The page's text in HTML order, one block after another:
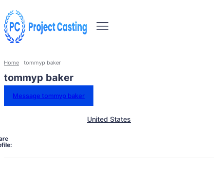
Home tommyp baker
tommyp baker
Message tommyp baker
United States